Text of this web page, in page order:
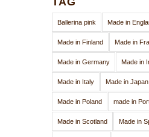
Ballerina pink Made in
Made in Finland Made in
Made in Germany Made in
Made in Italy Made in Japan
Made in Poland made in
Made in Scotland Made in